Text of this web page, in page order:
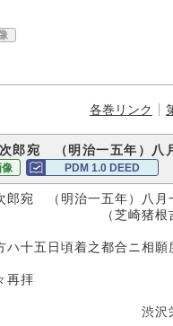
各巻リンク
宛 （明治一五年）八
PDM 1.0 DEED
宛 （明治一五年）八月
根吉氏所
十五日頃着之都合ニ相
再拝
栄